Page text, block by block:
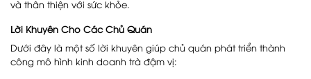
và thân thiện với sức khỏe.
Lời Khuyên Cho Các Chủ Quán
Dưới đây là một số lời khuyên giúp chủ quán phát triển thành
công mô hình kinh doanh trà đậm vị: